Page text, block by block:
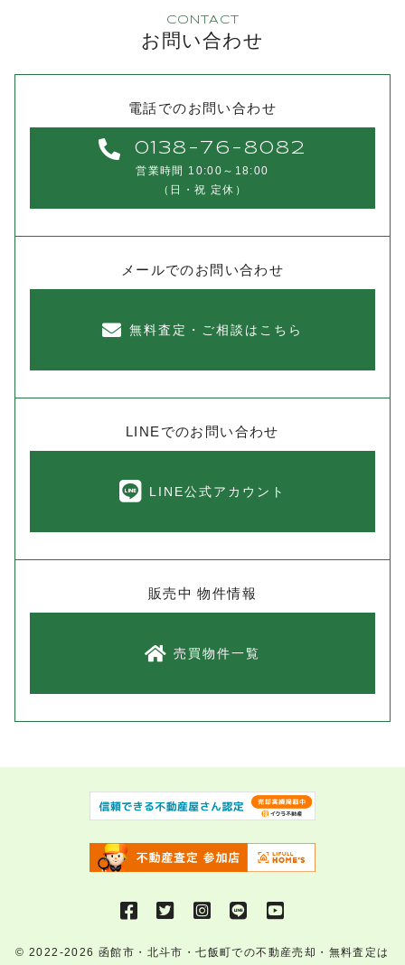
CONTACT
お問い合わせ
電話でのお問い合わせ
0138-76-8082
営業時間 10:00～18:00
（日・祝 定休）
メールでのお問い合わせ
無料査定・ご相談はこちら
LINEでのお問い合わせ
LINE公式アカウント
販売中 物件情報
売買物件一覧
© 2022-2026函館市・北斗市・七飯町での不動産売却・無料査定は